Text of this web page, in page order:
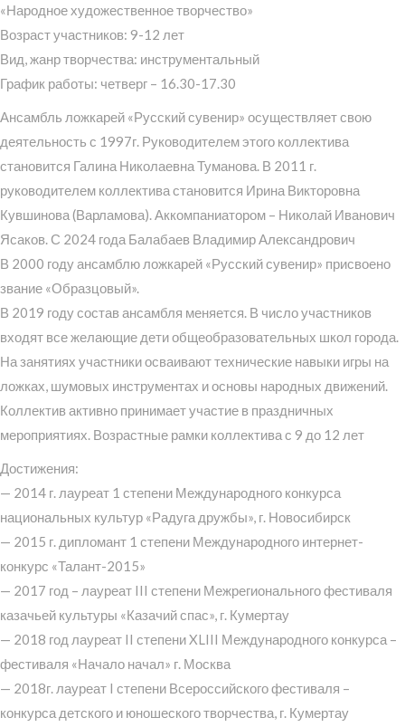
«Народное художественное творчество»
Возраст участников: 9-12 лет
Вид, жанр творчества: инструментальный
График работы: четверг – 16.30-17.30
Ансамбль ложкарей «Русский сувенир» осуществляет свою
деятельность с 1997г. Руководителем этого коллектива
становится Галина Николаевна Туманова. В 2011 г.
руководителем коллектива становится Ирина Викторовна
Кувшинова (Варламова). Аккомпаниатором – Николай Иванович
Ясаков. С 2024 года Балабаев Владимир Александрович
В 2000 году ансамблю ложкарей «Русский сувенир» присвоено
звание «Образцовый».
В 2019 году состав ансамбля меняется. В число участников
входят все желающие дети общеобразовательных школ города.
На занятиях участники осваивают технические навыки игры на
ложках, шумовых инструментах и основы народных движений.
Коллектив активно принимает участие в праздничных
мероприятиях. Возрастные рамки коллектива с 9 до 12 лет
Достижения:
— 2014 г. лауреат 1 степени Международного конкурса
национальных культур «Радуга дружбы», г. Новосибирск
— 2015 г. дипломант 1 степени Международного интернет-
конкурс «Талант-2015»
— 2017 год – лауреат III степени Межрегионального фестиваля
казачьей культуры «Казачий спас», г. Кумертау
— 2018 год лауреат II степени XLIII Международного конкурса –
фестиваля «Начало начал» г. Москва
— 2018г. лауреат I степени Всероссийского фестиваля –
конкурса детского и юношеского творчества, г. Кумертау